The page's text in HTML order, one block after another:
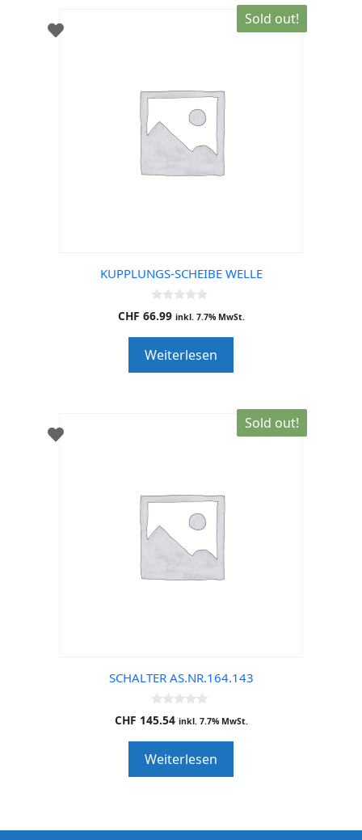
Sold out!
KUPPLUNGS-SCHEIBE WELLE
0
o
o
f
5
CHF 66.99 inkl. 7.7% MwSt.
Weiterlesen
Sold out!
SCHALTER AS.NR.164.143
0
o
o
f
5
CHF 145.54 inkl. 7.7% MwSt.
Weiterlesen